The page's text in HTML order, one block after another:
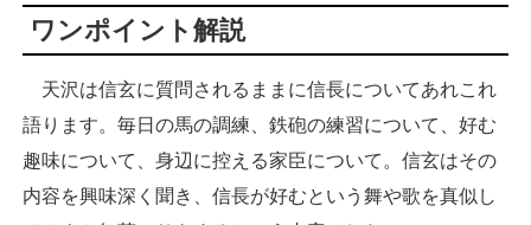
ワンポイント解説
天沢は信玄に質問されるままに信長についてあれこれ
語ります。毎日の馬の調練、鉄砲の練習について、好む
趣味について、身辺に控える家臣について。信玄はその
内容を興味深く聞き、信長が好むという舞や歌を真似し